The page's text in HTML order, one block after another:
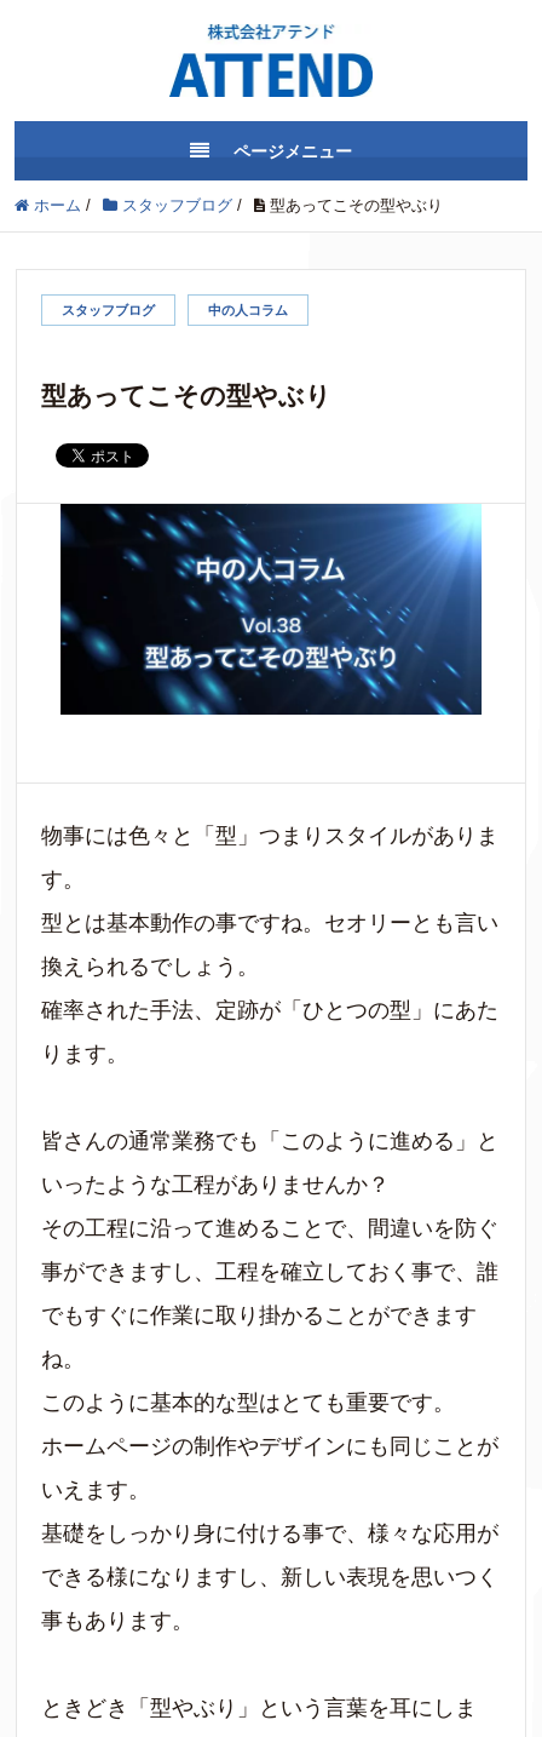
ページメニュー
ホーム / スタッフブログ / 型あってこその型やぶり
スタッフブログ 中の人コラム
型あってこその型やぶり
物事には色々と「型」つまりスタイルがありま
す。
型とは基本動作の事ですね。セオリーとも言い
換えられるでしょう。
確率された手法、定跡が「ひとつの型」にあた
ります。
皆さんの通常業務でも「このように進める」と
いったような工程がありませんか？
その工程に沿って進めることで、間違いを防ぐ
事ができますし、工程を確立しておく事で、誰
でもすぐに作業に取り掛かることができます
ね。
このように基本的な型はとても重要です。
ホームページの制作やデザインにも同じことが
いえます。
基礎をしっかり身に付ける事で、様々な応用が
できる様になりますし、新しい表現を思いつく
事もあります。
ときどき「型やぶり」という言葉を耳にしま